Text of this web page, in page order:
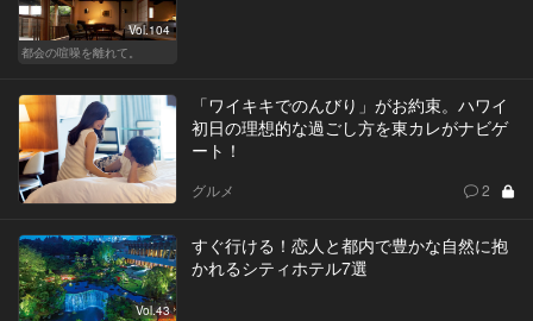
Vol.104
都会の喧噪を離れて。
「ワイキキでのんびり」がお約束。ハワイ
初日の理想的な過ごし方を東カレがナビゲ
ート！
グルメ 2
Vol.43
すぐ行ける！恋人と都内で豊かな自然に抱
かれるシティホテル7選